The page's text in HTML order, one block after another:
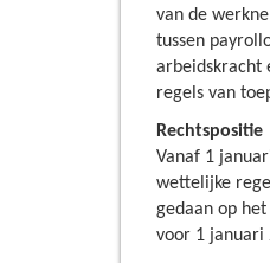
van de
tussen
arbeidskracht
regels van
Rechtspositie
Vanaf 1
wettelijke
gedaan op
voor 1 januari